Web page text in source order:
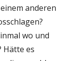
anderen
wo und
Hätte es